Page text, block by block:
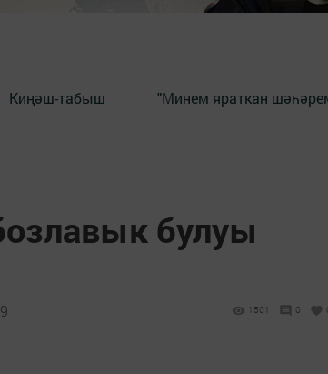
Киңәш-табыш "Минем яраткан
булуы
1501 0